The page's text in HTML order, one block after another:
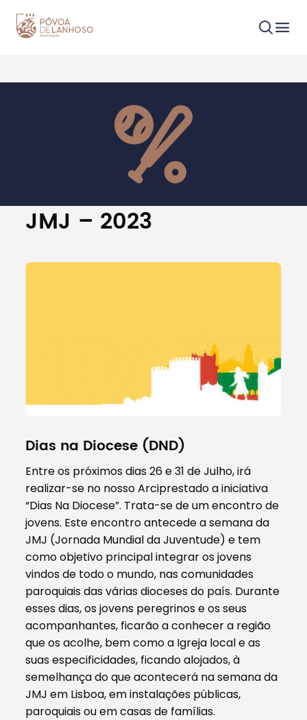
Tipo de conteúdo
JMJ – 2023
Dias na Diocese (DND)
Entre os próximos dias 26 e 31 de Julho, irá
realizar-se no nosso Arciprestado a iniciativa
“Dias Na Diocese”. Trata-se de um encontro de
jovens. Este encontro antecede a semana da
JMJ (Jornada Mundial da Juventude) e tem
como objetivo principal integrar os jovens
vindos de todo o mundo, nas comunidades
paroquiais das várias dioceses do país. Durante
esses dias, os jovens peregrinos e os seus
acompanhantes, ficarão a conhecer a região
que os acolhe, bem como a Igreja local e as
suas especificidades, ficando alojados, à
semelhança do que acontecerá na semana da
JMJ em Lisboa, em instalações públicas,
paroquiais ou em casas de famílias.